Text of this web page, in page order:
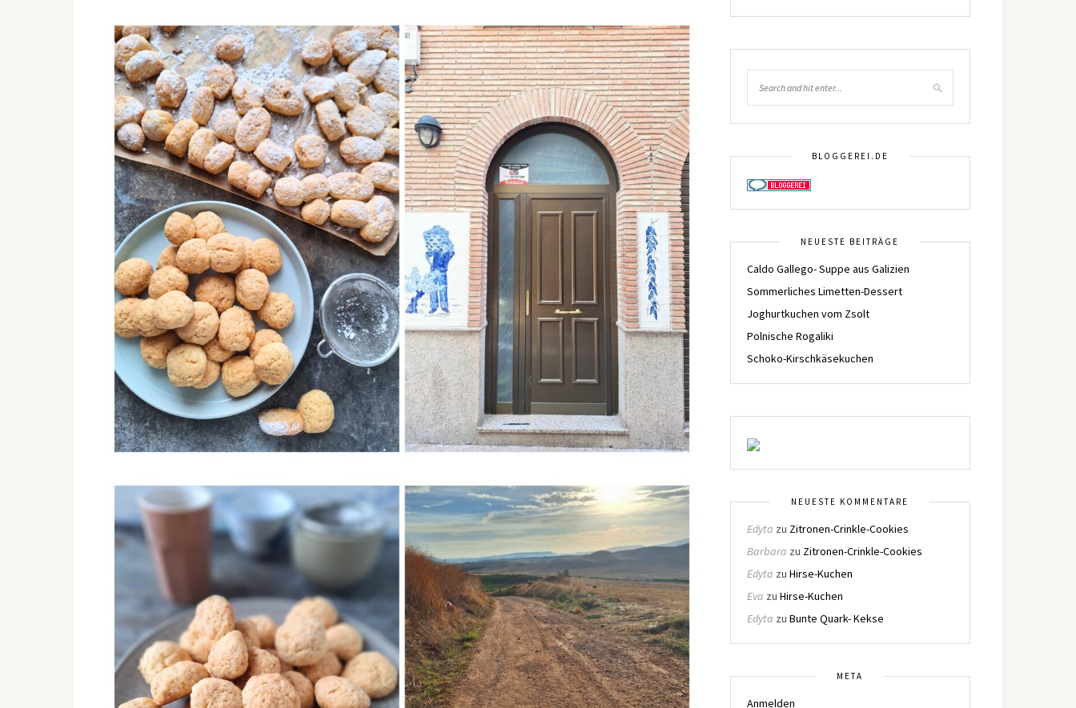
BLOGGEREI.DE
NEUESTE BEITRÄGE
Caldo Gallego- Suppe aus Galizien
Sommerliches Limetten-Dessert
Joghurtkuchen vom Zsolt
Polnische Rogaliki
Schoko-Kirschkäsekuchen
NEUESTE KOMMENTARE
Edyta zu Zitronen-Crinkle-Cookies
Barbara zu Zitronen-Crinkle-Cookies
Edyta zu Hirse-Kuchen
Eva zu Hirse-Kuchen
Edyta zu Bunte Quark- Kekse
META
Anmelden